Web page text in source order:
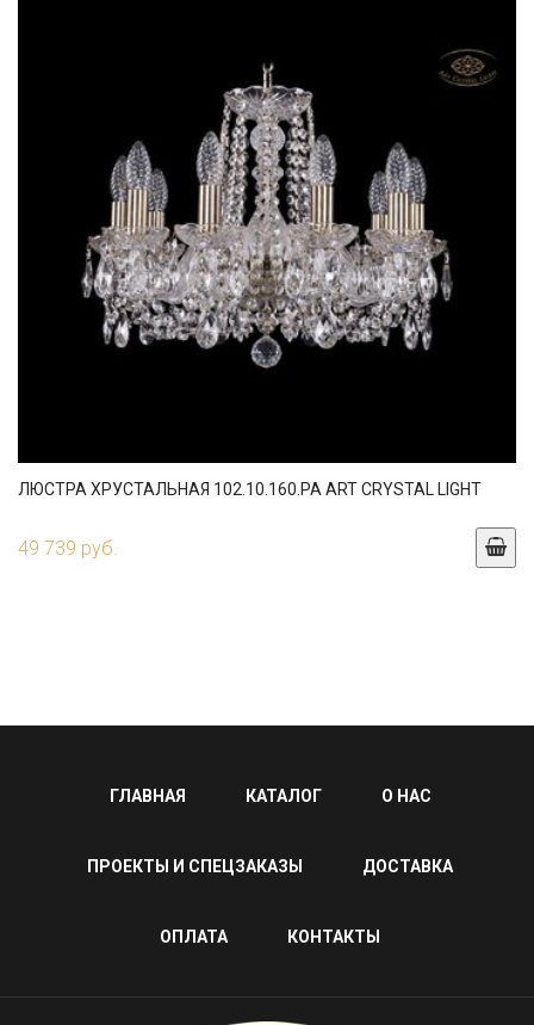
ЛЮСТРА ХРУСТАЛЬНАЯ 102.10.160.PA ART CRYSTAL LIGHT
49 739 руб.
ГЛАВНАЯ КАТАЛОГ О НАС
ПРОЕКТЫ И СПЕЦЗАКАЗЫ ДОСТАВКА
ОПЛАТА КОНТАКТЫ